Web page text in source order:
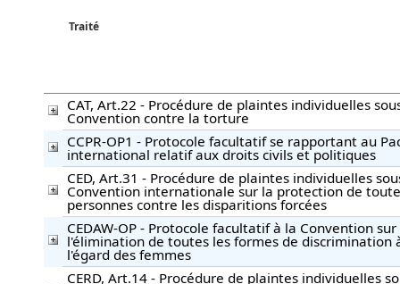
Traité
CAT, Art.22 - Procédure de plaintes individuelles
Convention contre la torture
CCPR-OP1 - Protocole facultatif se rapportant au
international relatif aux droits civils et politiques
CED, Art.31 - Procédure de plaintes individuelles
Convention internationale sur la protection de
personnes contre les disparitions forcées
CEDAW-OP - Protocole facultatif à la Convention sur
l'élimination de toutes les formes de discrimination
l'égard des femmes
CERD, Art.14 - Procédure de plaintes individuelles